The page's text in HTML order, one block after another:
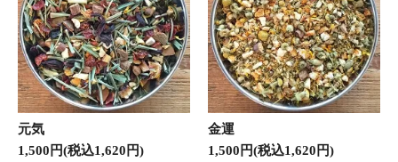
元気
1,500円(税込1,620円)
金運
1,500円(税込1,620円)